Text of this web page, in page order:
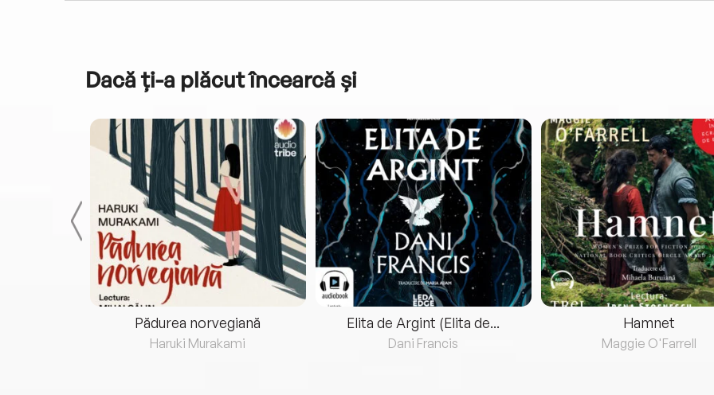
Dacă ți-a plăcut încearcă și
Pădurea norvegiană
Haruki Murakami
Elita de Argint (Elita de...
Dani Francis
Hamnet
Maggie O'Farrell